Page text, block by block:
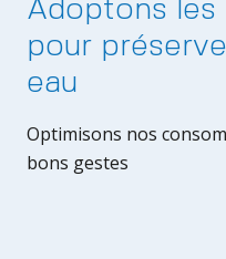
Adoptons les
pour
eau
Optimisons nos
bons gestes